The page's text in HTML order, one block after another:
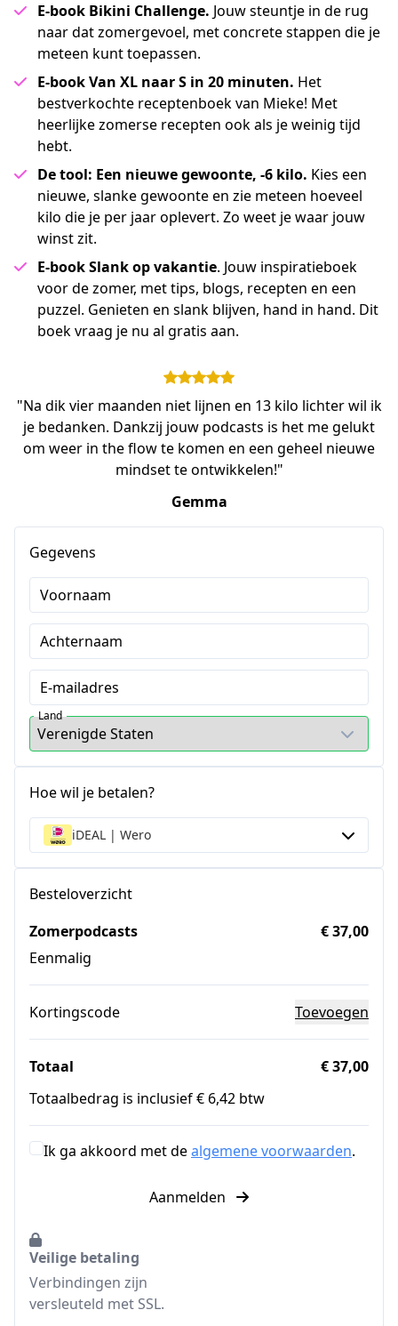
E-book Bikini Challenge. Jouw steuntje in de rug
naar dat zomergevoel, met concrete stappen die je
meteen kunt toepassen.
E-book Van XL naar S in 20 minuten. Het
bestverkochte receptenboek van Mieke! Met
heerlijke zomerse recepten ook als je weinig tijd
hebt.
De tool: Een nieuwe gewoonte, -6 kilo. Kies een
nieuwe, slanke gewoonte en zie meteen hoeveel
kilo die je per jaar oplevert. Zo weet je waar jouw
winst zit.
E-book Slank op vakantie. Jouw inspiratieboek
voor de zomer, met tips, blogs, recepten en een
puzzel. Genieten en slank blijven, hand in hand. Dit
boek vraag je nu al gratis aan.
"Na dik vier maanden niet lijnen en 13 kilo lichter wil ik
je bedanken. Dankzij jouw podcasts is het me gelukt
om weer in the flow te komen en een geheel nieuwe
mindset te ontwikkelen!"
Gemma
Gegevens
Voornaam
Achternaam
E-mailadres
Land
Hoe wil je betalen?
iDEAL | Wero
Besteloverzicht
Zomerpodcasts
Eenmalig
€ 37,00
Kortingscode Toevoegen
Totaal
€ 37,00
Totaalbedrag is inclusief € 6,42 btw
Ik ga akkoord met dealgemene voorwaarden.
Aanmelden
Veilige betaling
Verbindingen zijn
versleuteld met SSL.